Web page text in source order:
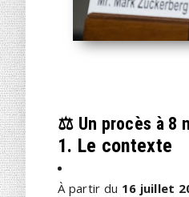
⚖️ Un procès à 8
1. Le contexte
À partir du 16 juillet